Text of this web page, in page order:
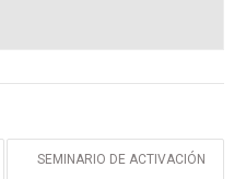
SEMINARIO DE ACTIVACIÓN